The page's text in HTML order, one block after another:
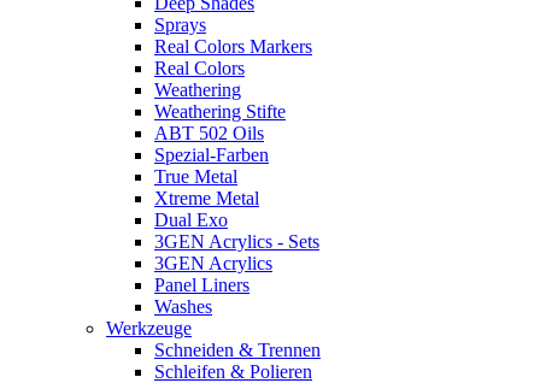
Sprays
Real Colors Markers
Real Colors
Weathering
Weathering Stifte
ABT 502 Oils
Spezial-Farben
True Metal
Xtreme Metal
Dual Exo
3GEN Acrylics - Sets
3GEN Acrylics
Panel Liners
Washes
Werkzeuge
Schneiden & Trennen
Schleifen & Polieren